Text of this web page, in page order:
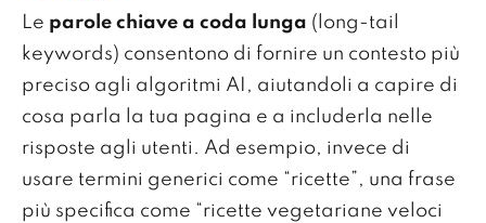
Le parole chiave a coda lunga (long-tail
keywords) consentono di fornire un contesto più
preciso agli algoritmi AI, aiutandoli a capire di
cosa parla la tua pagina e a includerla nelle
risposte agli utenti. Ad esempio, invece di
usare termini generici come “ricette”, una frase
più specifica come “ricette vegetariane veloci